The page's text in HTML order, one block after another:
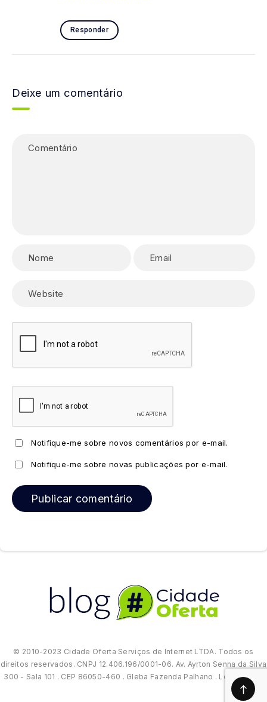
Responder
Deixe um comentário
Notifique-me sobre novos comentários por e-mail.
Notifique-me sobre novas publicações por e-mail.
© 2010-2023 Cidade Oferta Serviços de Internet LTDA. Todos os
direitos reservados. CNPJ 12.406.196/0001-06. Av. Ayrton Senna da Silva
300 - Sala 101 . CEP 86050-460 . Gleba Fazenda Palhano . Londrina/PR